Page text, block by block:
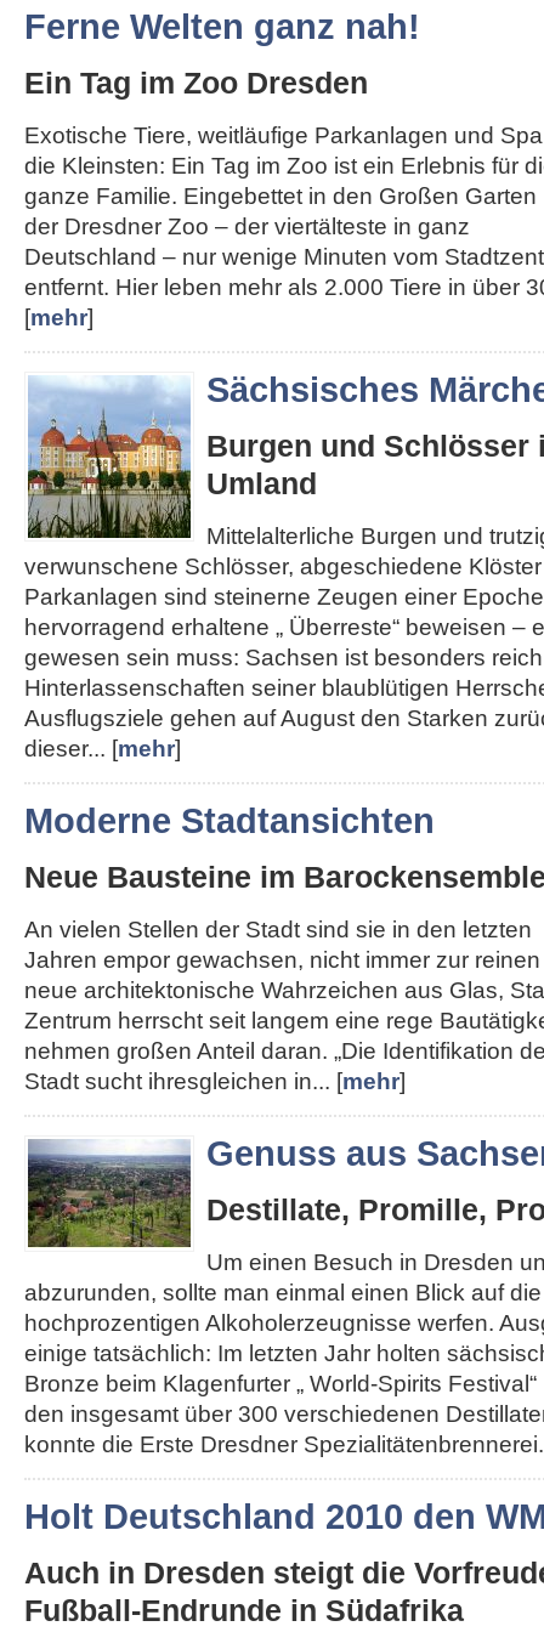
Ferne Welten ganz nah!
Ein Tag im Zoo Dresden
Exotische Tiere, weitläufige Parkanlagen und
die Kleinsten: Ein Tag im Zoo ist ein Erlebnis für
ganze Familie. Eingebettet in den Großen Garten
der Dresdner Zoo – der viertälteste in ganz
Deutschland – nur wenige Minuten vom
entfernt. Hier leben mehr als 2.000 Tiere in über
[mehr]
Sächsisches
Burgen und Schlösser
Umland
Mittelalterliche Burgen und
verwunschene Schlösser, abgeschiedene
Parkanlagen sind steinerne Zeugen einer
hervorragend erhaltene „ Überreste“ beweisen –
gewesen sein muss: Sachsen ist besonders
Hinterlassenschaften seiner blaublütigen
Ausflugsziele gehen auf August den Starken
dieser... [mehr]
Moderne Stadtansichten
Neue Bausteine im
An vielen Stellen der Stadt sind sie in den letzten
Jahren empor gewachsen, nicht immer zur
neue architektonische Wahrzeichen aus Glas,
Zentrum herrscht seit langem eine rege
nehmen großen Anteil daran. „Die Identifikation
Stadt sucht ihresgleichen in... [mehr]
Genuss aus
Destillate, Promille,
Um einen Besuch in Dresden
abzurunden, sollte man einmal einen Blick auf
hochprozentigen Alkoholerzeugnisse werfen.
einige tatsächlich: Im letzten Jahr holten
Bronze beim Klagenfurter „ World-Spirits
den insgesamt über 300 verschiedenen
konnte die Erste Dresdner
Holt Deutschland 2010 den
Auch in Dresden steigt die
Fußball-Endrunde in Südafrika